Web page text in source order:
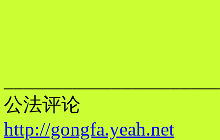
公法评论
http://gongfa.yeah.net